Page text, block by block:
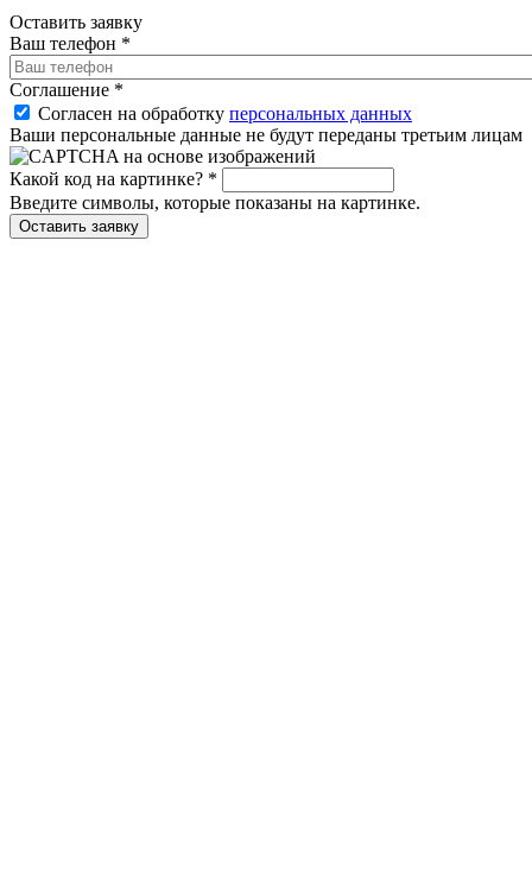
Оставить заявку
Ваш телефон *
Соглашение *
Согласен на обработку персональных данных
Ваши персональные данные не будут переданы третьим лицам
Какой код на картинке? *
Введите символы, которые показаны на картинке.